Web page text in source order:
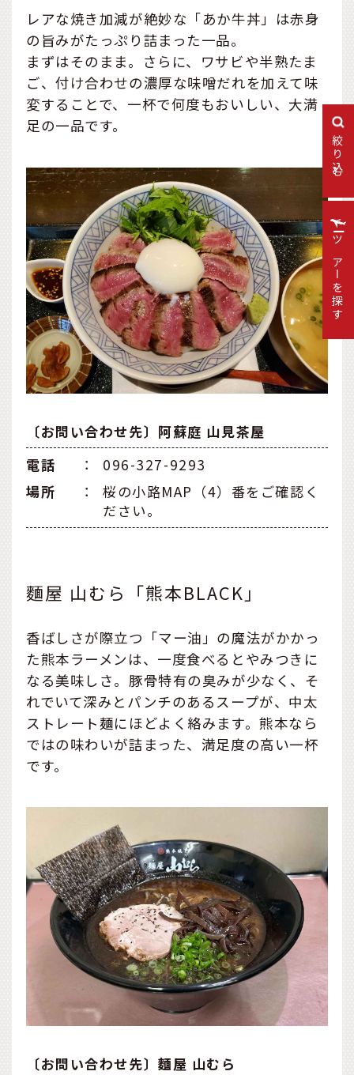
絞り込む
レアな焼き加減が絶妙な「あか牛丼」は赤身
の旨みがたっぷり詰まった一品。
まずはそのまま。さらに、ワサビや半熟たま
ご、付け合わせの濃厚な味噌だれを加えて味
変することで、一杯で何度もおいしい、大満
足の一品です。
〔お問い合わせ先〕阿蘇庭 山見茶屋
電話
：
096-327-9293
場所
：
桜の小路MAP（4）番をご確認く
ださい。
麵屋 山むら「熊本BLACK」
香ばしさが際立つ「マー油」の魔法がかかっ
た熊本ラーメンは、一度食べるとやみつきに
なる美味しさ。豚骨特有の臭みが少なく、そ
れでいて深みとパンチのあるスープが、中太
ストレート麺にほどよく絡みます。熊本なら
ではの味わいが詰まった、満足度の高い一杯
です。
〔お問い合わせ先〕麵屋 山むら
ツアーを探す